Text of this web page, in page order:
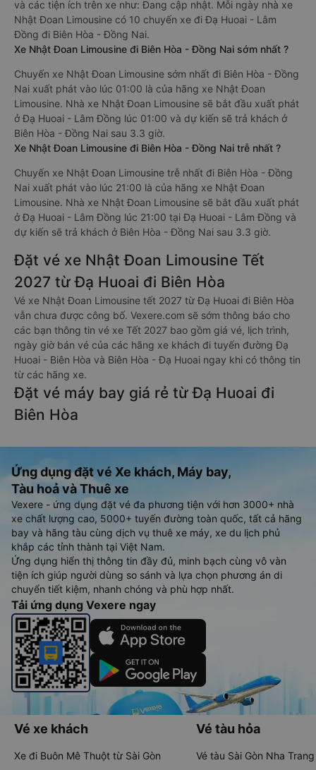
và các tiện ích trên xe như: Đang cập nhật. Mỗi ngày nhà xe
Nhật Đoan Limousine có 10 chuyến xe đi Đạ Huoai - Lâm
Đồng đi Biên Hòa - Đồng Nai.
Xe Nhật Đoan Limousine đi Biên Hòa - Đồng Nai sớm nhất ?
Chuyến xe Nhật Đoan Limousine sớm nhất đi Biên Hòa - Đồng
Nai xuất phát vào lúc 01:00 là của hãng xe Nhật Đoan
Limousine. Nhà xe Nhật Đoan Limousine sẽ bắt đầu xuất phát
ở Đạ Huoai - Lâm Đồng lúc 01:00 và dự kiến sẽ trả khách ở
Biên Hòa - Đồng Nai sau 3.3 giờ.
Xe Nhật Đoan Limousine đi Biên Hòa - Đồng Nai trễ nhất ?
Chuyến xe Nhật Đoan Limousine trễ nhất đi Biên Hòa - Đồng
Nai xuất phát vào lúc 21:00 là của hãng xe Nhật Đoan
Limousine. Nhà xe Nhật Đoan Limousine sẽ bắt đầu xuất phát
ở Đạ Huoai - Lâm Đồng lúc 21:00 tại Đạ Huoai - Lâm Đồng và
dự kiến sẽ trả khách ở Biên Hòa - Đồng Nai sau 3.3 giờ.
Đặt vé xe Nhật Đoan Limousine Tết
2027 từ Đạ Huoai đi Biên Hòa
Vé xe Nhật Đoan Limousine tết 2027 từ Đạ Huoai đi Biên Hòa
vẫn chưa được công bố. Vexere.com sẽ sớm thông báo cho
các bạn thông tin vé xe Tết 2027 bao gồm giá vé, lịch trình,
ngày giờ bán vé của các hãng xe khách đi tuyến đường Đạ
Huoai - Biên Hòa và Biên Hòa - Đạ Huoai ngay khi có thông tin
từ các hãng xe.
Đặt vé máy bay giá rẻ từ Đạ Huoai đi
Biên Hòa
Ứng dụng đặt vé Xe khách, Máy bay,
Tàu hoả và Thuê xe
Vexere - ứng dụng đặt vé đa phương tiện với hơn 3000+ nhà
xe chất lượng cao, 5000+ tuyến đường toàn quốc, tất cả hãng
bay và hãng tàu cùng dịch vụ thuê xe máy, xe du lịch phủ
khắp các tỉnh thành tại Việt Nam.
Ứng dụng hiển thị thông tin đầy đủ, minh bạch cùng vô vàn
tiện ích giúp người dùng so sánh và lựa chọn phương án di
chuyển tiết kiệm, nhanh chóng và phù hợp nhất.
Tải ứng dụng Vexere ngay
Vé xe khách
Xe đi Buôn Mê Thuột từ Sài Gòn
Vé tàu hỏa
Vé tàu Sài Gòn Nha Trang